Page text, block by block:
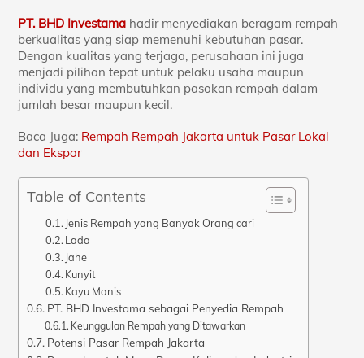
PT. BHD Investama hadir menyediakan beragam rempah
berkualitas yang siap memenuhi kebutuhan pasar.
Dengan kualitas yang terjaga, perusahaan ini juga
menjadi pilihan tepat untuk pelaku usaha maupun
individu yang membutuhkan pasokan rempah dalam
jumlah besar maupun kecil.
Baca Juga: Rempah Rempah Jakarta untuk Pasar Lokal
dan Ekspor
Table of Contents
Jenis Rempah yang Banyak Orang cari
Lada
Jahe
Kunyit
Kayu Manis
PT. BHD Investama sebagai Penyedia Rempah
Keunggulan Rempah yang Ditawarkan
Potensi Pasar Rempah Jakarta